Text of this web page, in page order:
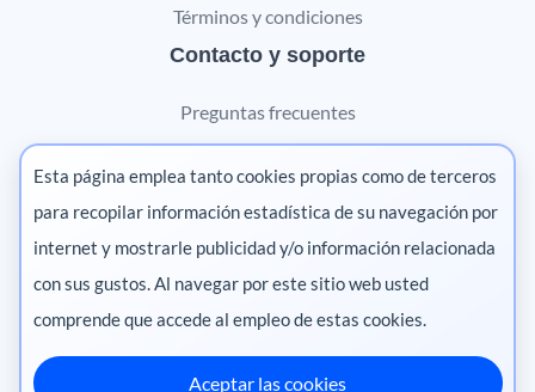
Términos y condiciones
Contacto y soporte
Preguntas frecuentes
Contáctanos
Marketing digital
Pharma
Esta página emplea tanto cookies propias como de terceros
para recopilar información estadística de su navegación por
internet y mostrarle publicidad y/o información relacionada
con sus gustos. Al navegar por este sitio web usted
comprende que accede al empleo de estas cookies.
Aceptar las cookies